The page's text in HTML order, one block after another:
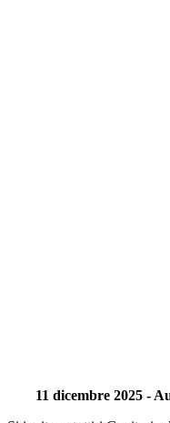
11 dicembre 2025 -